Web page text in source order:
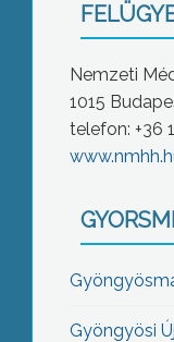
Nemzeti
1015
telefon: +36
Gyöngyösi